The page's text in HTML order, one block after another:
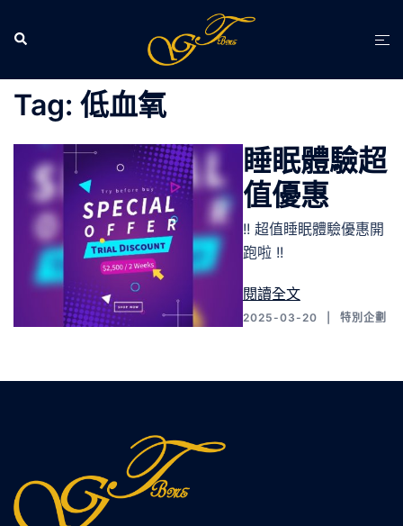
要
Search
Tag: 低血氧
睡眠體驗超
值優惠
!! 超值睡眠體驗優惠開
跑啦 !!
閱讀全文
2025-03-20 特別企劃